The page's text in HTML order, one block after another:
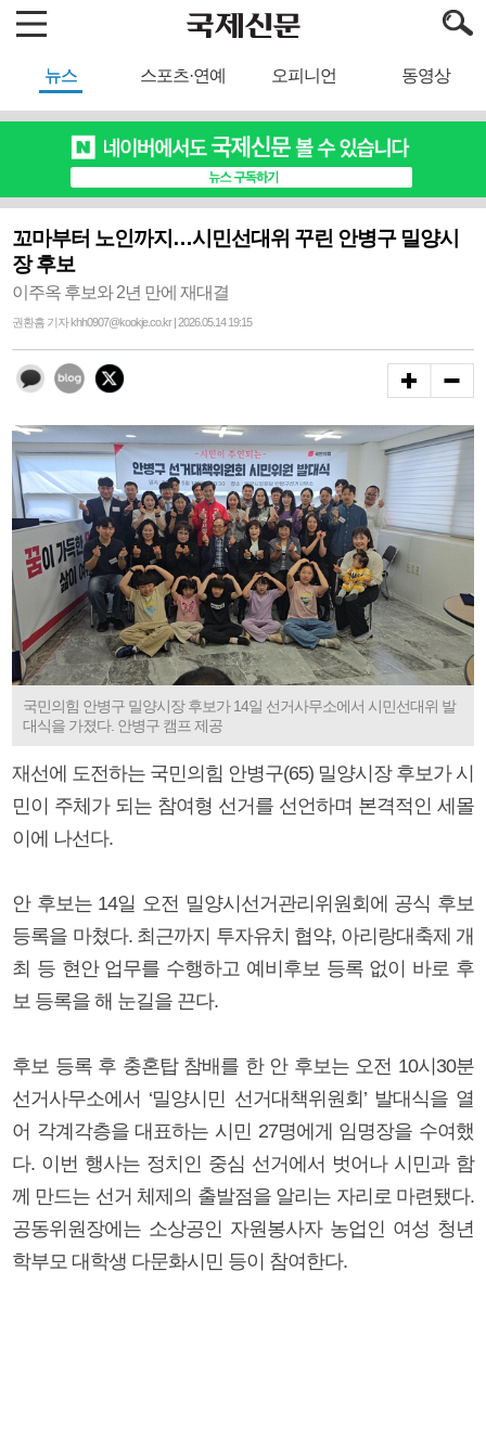
뉴스 스포츠·연예 오피니언 동영상
꼬마부터 노인까지…시민선대위 꾸린 안병구 밀양시
장 후보
이주옥 후보와 2년 만에 재대결
권환흠 기자 khh0907@kookje.co.kr | 2026.05.14 19:15
국민의힘 안병구 밀양시장 후보가 14일 선거사무소에서 시민선대위 발
대식을 가졌다. 안병구 캠프 제공
재선에 도전하는 국민의힘 안병구(65) 밀양시장 후보가 시
민이 주체가 되는 참여형 선거를 선언하며 본격적인 세몰
이에 나선다.
안 후보는 14일 오전 밀양시선거관리위원회에 공식 후보
등록을 마쳤다. 최근까지 투자유치 협약, 아리랑대축제 개
최 등 현안 업무를 수행하고 예비후보 등록 없이 바로 후
보 등록을 해 눈길을 끈다.
후보 등록 후 충혼탑 참배를 한 안 후보는 오전 10시30분
선거사무소에서 ‘밀양시민 선거대책위원회’ 발대식을 열
어 각계각층을 대표하는 시민 27명에게 임명장을 수여했
다. 이번 행사는 정치인 중심 선거에서 벗어나 시민과 함
께 만드는 선거 체제의 출발점을 알리는 자리로 마련됐다.
공동위원장에는 소상공인 자원봉사자 농업인 여성 청년
학부모 대학생 다문화시민 등이 참여한다.